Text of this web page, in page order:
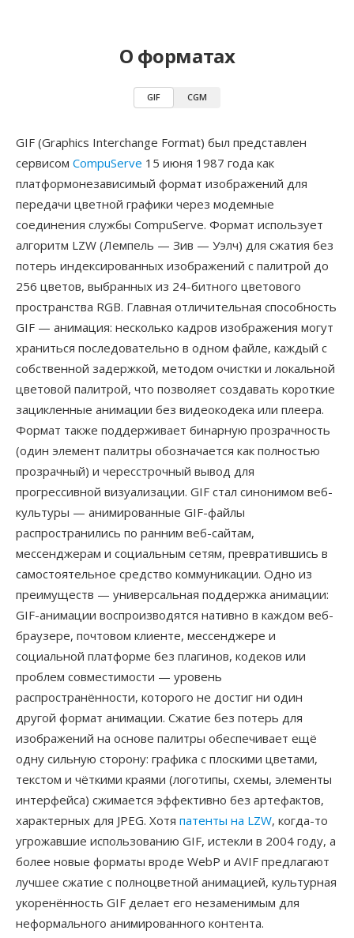
О форматах
GIF CGM
GIF (Graphics Interchange Format) был представлен
сервисом CompuServe 15 июня 1987 года как
платформонезависимый формат изображений для
передачи цветной графики через модемные
соединения службы CompuServe. Формат использует
алгоритм LZW (Лемпель — Зив — Уэлч) для сжатия без
потерь индексированных изображений с палитрой до
256 цветов, выбранных из 24-битного цветового
пространства RGB. Главная отличительная способность
GIF — анимация: несколько кадров изображения могут
храниться последовательно в одном файле, каждый с
собственной задержкой, методом очистки и локальной
цветовой палитрой, что позволяет создавать короткие
зацикленные анимации без видеокодека или плеера.
Формат также поддерживает бинарную прозрачность
(один элемент палитры обозначается как полностью
прозрачный) и чересстрочный вывод для
прогрессивной визуализации. GIF стал синонимом веб-
культуры — анимированные GIF-файлы
распространились по ранним веб-сайтам,
мессенджерам и социальным сетям, превратившись в
самостоятельное средство коммуникации. Одно из
преимуществ — универсальная поддержка анимации:
GIF-анимации воспроизводятся нативно в каждом веб-
браузере, почтовом клиенте, мессенджере и
социальной платформе без плагинов, кодеков или
проблем совместимости — уровень
распространённости, которого не достиг ни один
другой формат анимации. Сжатие без потерь для
изображений на основе палитры обеспечивает ещё
одну сильную сторону: графика с плоскими цветами,
текстом и чёткими краями (логотипы, схемы, элементы
интерфейса) сжимается эффективно без артефактов,
характерных для JPEG. Хотя патенты на LZW, когда-то
угрожавшие использованию GIF, истекли в 2004 году, а
более новые форматы вроде WebP и AVIF предлагают
лучшее сжатие с полноцветной анимацией, культурная
укоренённость GIF делает его незаменимым для
неформального анимированного контента.